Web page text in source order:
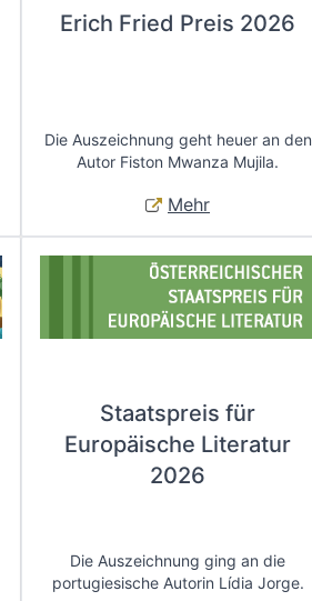
Erich Fried Preis 2026
Die Auszeichnung geht heuer an den
Autor Fiston Mwanza Mujila.
Mehr
Staatspreis für
Europäische Literatur
2026
Die Auszeichnung ging an die
portugiesische Autorin Lídia Jorge.